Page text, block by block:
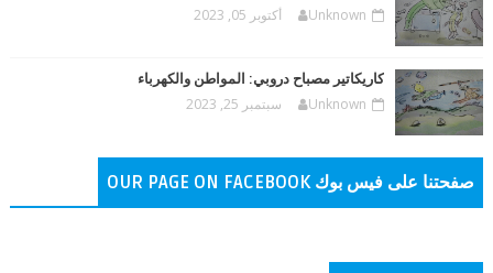
Unknown أكتوبر 05, 2023
كاريكاتير مصباح دروبي: المواطن والكهرباء
Unknown سبتمبر 25, 2023
صفحتنا على فيس بوك OUR PAGE ON FACEBOOK